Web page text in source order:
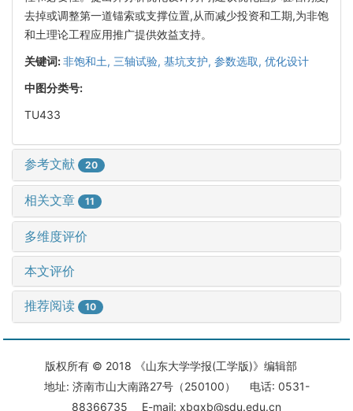
去掉或调整第一道锚索或支撑位置,从而减少投资和工期,为非饱
和土理论工程应用推广提供效益支持。
关键词:非饱和土, 三轴试验, 基坑支护, 参数选取, 优化设计
中图分类号:
TU433
参考文献 20
相关文章 11
多维度评价
本文评价
推荐阅读 10
版权所有 © 2018 《山东大学学报(工学版)》编辑部
地址: 济南市山大南路27号（250100） 电话: 0531-
88366735 E-mail: xbgxb@sdu.edu.cn